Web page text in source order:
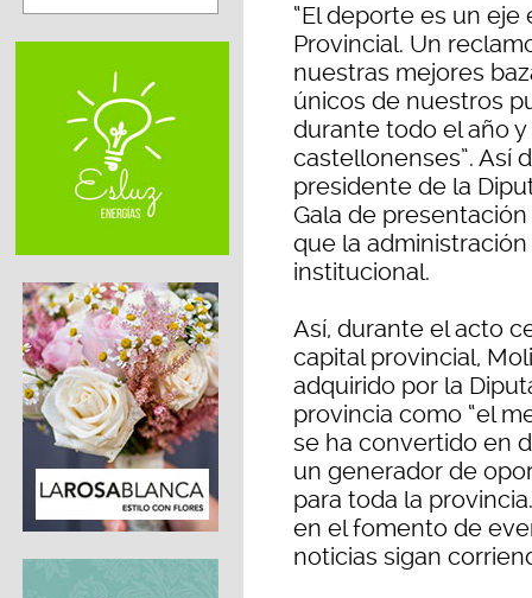
“El deporte es un
Provincial. Un
nuestras mejores
únicos de nuestros
durante todo el año
castellonenses”. Así
presidente de la
Gala de
que la
institucional.
Así, durante el acto
capital provincial,
adquirido por la
provincia como “el
se ha convertido en
un generador de
para toda la
en el fomento de
noticias sigan